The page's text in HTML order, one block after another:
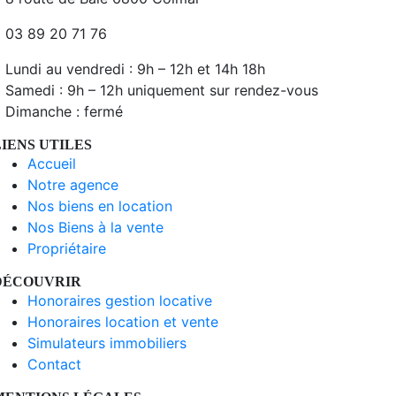
03 89 20 71 76
Lundi au vendredi : 9h – 12h et 14h 18h
Samedi : 9h – 12h uniquement sur rendez-vous
Dimanche : fermé
UTILES
Accueil
Notre agence
Nos biens en location
Nos Biens à la vente
Propriétaire
Honoraires gestion locative
Honoraires location et vente
Simulateurs immobiliers
Contact